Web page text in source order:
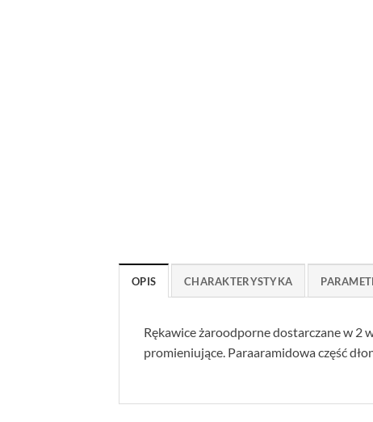
OPIS CHARAKTERYSTYKA
Rękawice żaroodporne dostarczane w 2
promieniujące. Paraaramidowa część